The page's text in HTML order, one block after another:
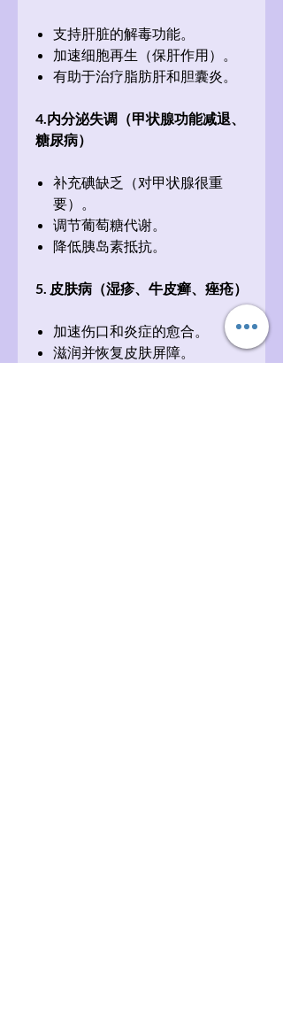
支持肝脏的解毒功能。
加速细胞再生（保肝作用）。
有助于治疗脂肪肝和胆囊炎。
4.内分泌失调（甲状腺功能减退、
糖尿病）
补充碘缺乏（对甲状腺很重
要）。
调节葡萄糖代谢。
降低胰岛素抵抗。
5. 皮肤病（湿疹、牛皮癣、痤疮）
加速伤口和炎症的愈合。
滋润并恢复皮肤屏障。